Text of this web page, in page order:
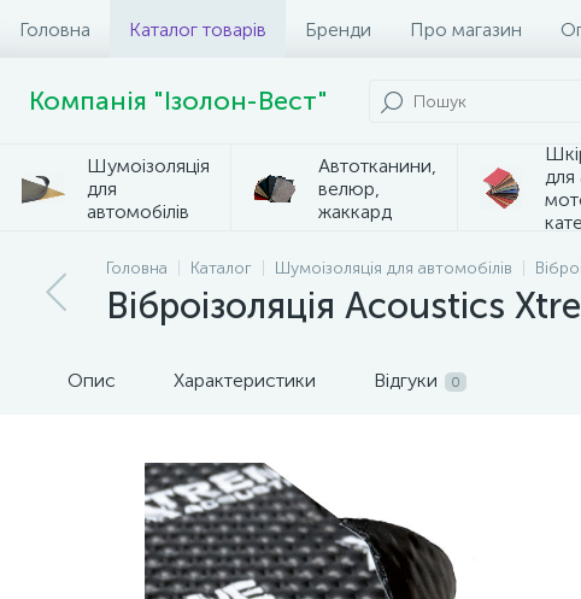
Головна Каталог товарів Бренди Про магазин
Компанія "Ізолон-Вест"
Шумоізоляція
для
автомобілів
Автотканини,
велюр,
жаккард
для
Головна Каталог Шумоізоляція для автомобілів
Віброізоляція Acoustics
Опис Характеристики Відгуки 0